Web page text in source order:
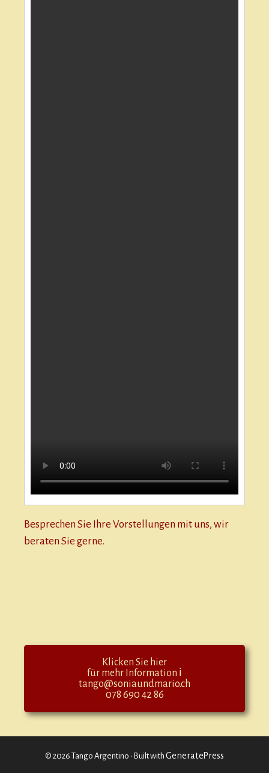
Besprechen Sie Ihre Vorstellungen mit uns, wir
beraten Sie gerne.
Klicken Sie hier
für mehr Information ℹ
tango@soniaundmario.ch
078 690 42 86
© 2026 Tango Argentino • Built with GeneratePress